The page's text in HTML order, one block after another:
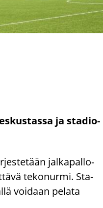
ja sta­dio­
jal­ka­pal­lo­
te­ko­nur­mi. Sta­
voi­daan pe­la­ta